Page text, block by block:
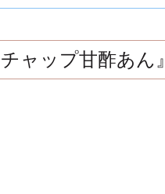
ャップ甘酢あん』